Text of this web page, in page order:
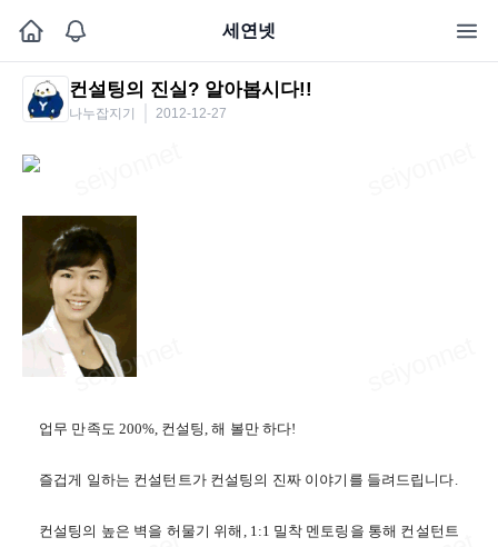
세연넷
컨설팅의 진실? 알아봅시다!!
나누잡지기 2012-12-27
업무 만족도 200%, 컨설팅,해 볼만 하다!
즐겁게 일하는 컨설턴트가 컨설팅의 진짜 이야기를 들려드립니다.
컨설팅의 높은 벽을 허물기 위해 , 1:1 밀착 멘토링을 통해 컨설턴트